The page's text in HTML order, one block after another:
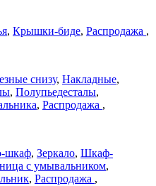
, Крышки-биде, Распродажа ,
снизу, Накладные,
, Полупьедесталы,
, Распродажа ,
шкаф, Зеркало, Шкаф-
с умывальником,
, Распродажа ,